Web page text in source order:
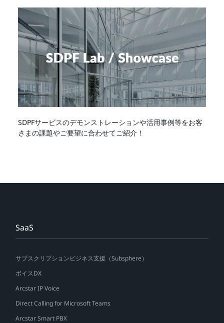
SDPFサービスのデモンストレーションや活用事例等をお客
さまの課題やご要望に合わせてご紹介！
SaaS
サブスクリプションビジネス支援（Subsphere）
ボイスDX
Arcstar IP Voice
Direct Calling for Microsoft Teams
Arcstar Smart PBX